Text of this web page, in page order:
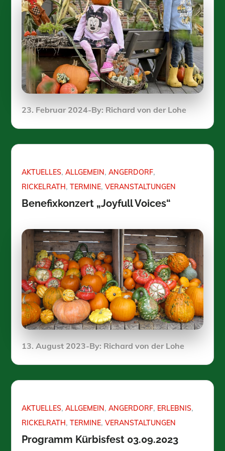
Posted
23. Februar 2024 By: Richard von der Lohe
AKTUELLES ALLGEMEIN ANGERDORF
RICKELRATH TERMINE VERANSTALTUNGEN
Benefixkonzert „Joyfull Voices“
Posted
13. August 2023 By: Richard von der Lohe
AKTUELLES ALLGEMEIN ANGERDORF ERLEBNIS
RICKELRATH TERMINE VERANSTALTUNGEN
Programm Kürbisfest 03.09.2023